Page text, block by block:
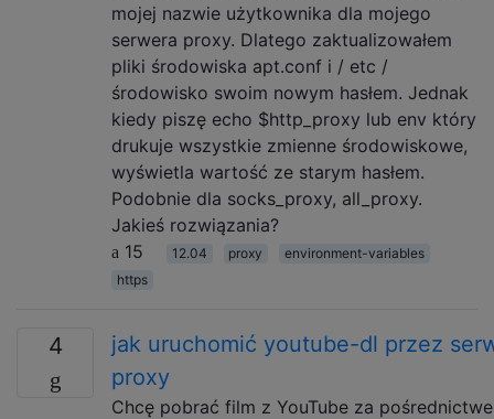
mojej nazwie użytkownika dla mojego
serwera proxy. Dlatego zaktualizowałem
pliki środowiska apt.conf i / etc /
środowisko swoim nowym hasłem. Jednak
kiedy piszę echo $http_proxy lub env który
drukuje wszystkie zmienne środowiskowe,
wyświetla wartość ze starym hasłem.
Podobnie dla socks_proxy, all_proxy.
Jakieś rozwiązania?
15
12.04 proxy
environment-variables
https
4
jak uruchomić youtube-dl przez
proxy
Chcę pobrać film z YouTube za